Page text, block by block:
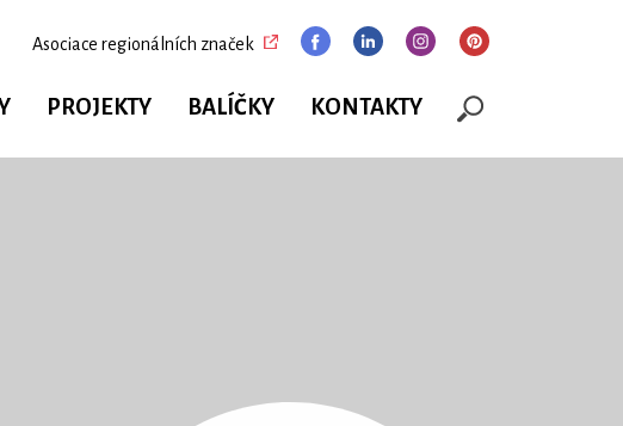
Asociace regionálních značek
PROJEKTY BALÍČKY KONTAKTY